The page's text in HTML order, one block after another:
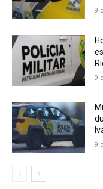
9
9
9